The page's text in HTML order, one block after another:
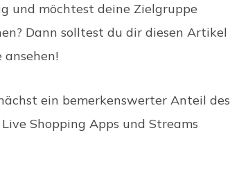
und möchtest deine Zielgruppe
Dann solltest du dir diesen Artikel
ein bemerkenswerter Anteil des
Shopping Apps und Streams